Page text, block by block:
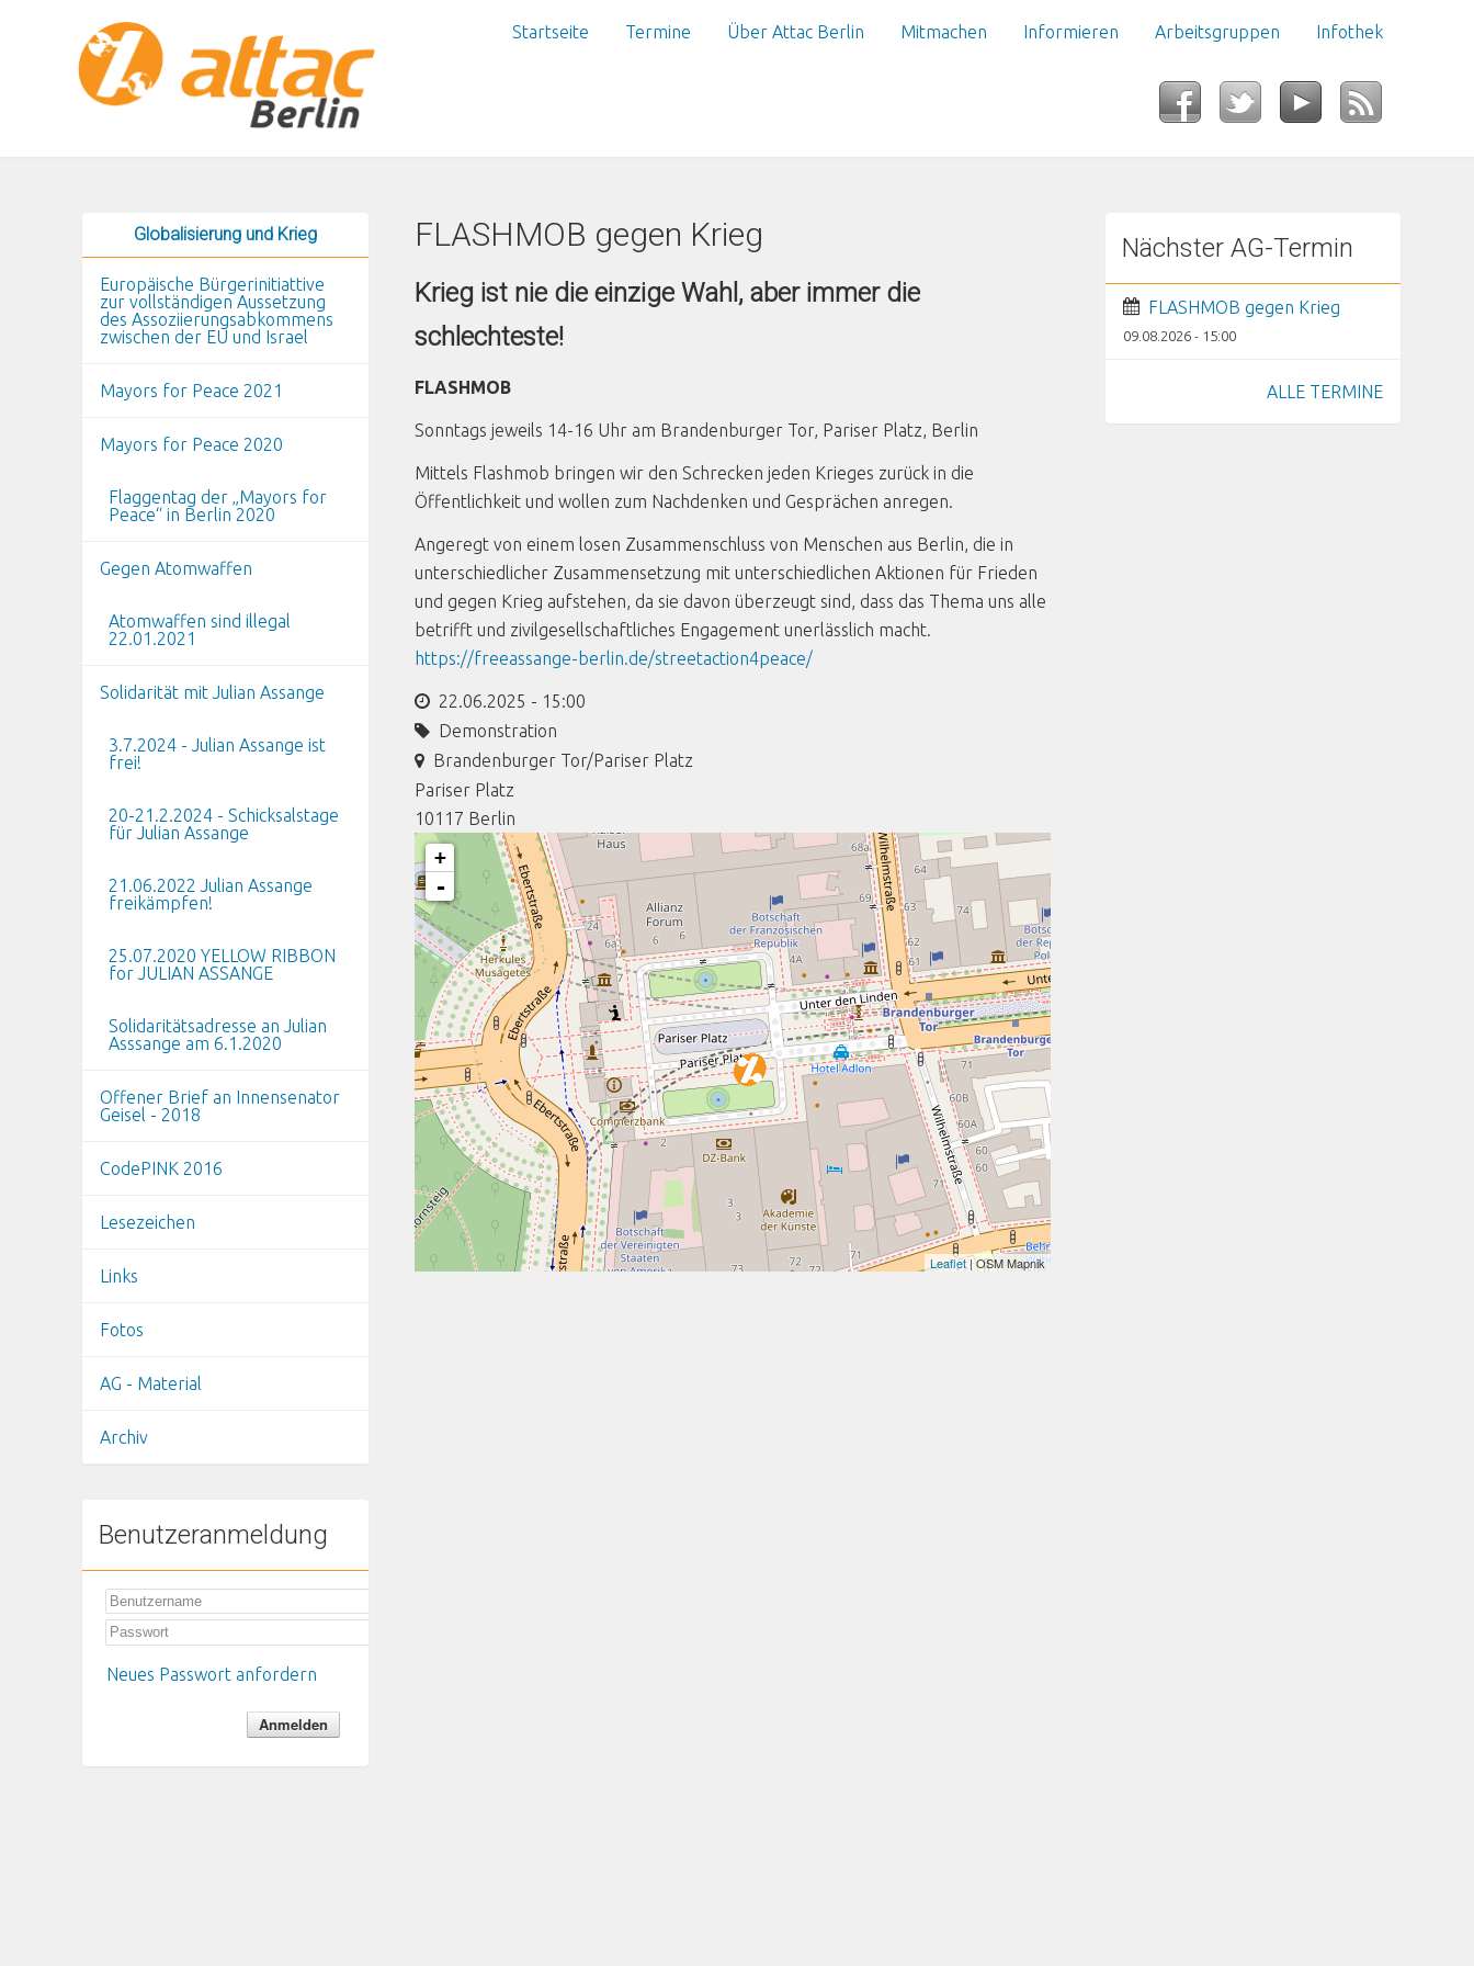
Startseite
Termine Über Attac Berlin Mitmachen Informieren Arbeitsgruppen Infothek
FLASHMOB gegen Krieg
Krieg ist nie die einzige Wahl, aber immer die
schlechteste!
FLASHMOB
Sonntags jeweils 14-16 Uhr am Brandenburger Tor, Pariser Platz, Berlin
Mittels Flashmob bringen wir den Schrecken jeden Krieges zurück in die
Öffentlichkeit und wollen zum Nachdenken und Gesprächen anregen.
Angeregt von einem losen Zusammenschluss von Menschen aus Berlin, die in
unterschiedlicher Zusammensetzung mit unterschiedlichen Aktionen für Frieden
und gegen Krieg aufstehen, da sie davon überzeugt sind, dass das Thema uns alle
betrifft und zivilgesellschaftliches Engagement unerlässlich macht.
https://freeassange-berlin.de/streetaction4peace/
22.06.2025 - 15:00
Demonstration
Brandenburger Tor/Pariser Platz
Pariser Platz
10117 Berlin
+
-
Leaflet| OSM Mapnik
Globalisierung und Krieg
Europäische Bürgerinitiattive
zur vollständigen Aussetzung
des Assoziierungsabkommens
zwischen der EU und Israel
Mayors for Peace 2021
Mayors for Peace 2020
Flaggentag der „Mayors for
Peace“ in Berlin 2020
Gegen Atomwaffen
Atomwaffen sind illegal
22.01.2021
Solidarität mit Julian Assange
3.7.2024 - Julian Assange ist
frei!
20-21.2.2024 - Schicksalstage
für Julian Assange
21.06.2022 Julian Assange
freikämpfen!
25.07.2020 YELLOW RIBBON
for JULIAN ASSANGE
Solidaritätsadresse an Julian
Asssange am 6.1.2020
Offener Brief an Innensenator
Geisel - 2018
CodePINK 2016
Lesezeichen
Links
Fotos
AG - Material
Archiv
Benutzeranmeldung
Neues Passwort anfordern
Nächster AG-Termin
FLASHMOB gegen Krieg
09.08.2026 - 15:00
ALLE TERMINE